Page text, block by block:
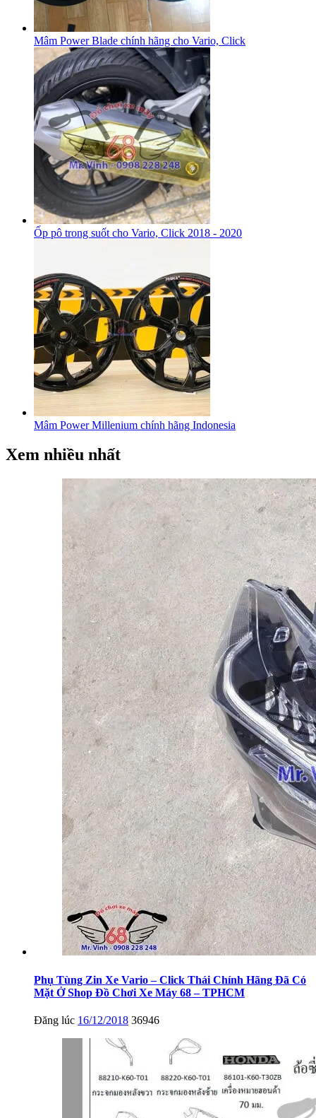
Mâm Power Blade chính hãng cho Vario, Click
Ốp pô trong suốt cho Vario, Click 2018 - 2020
Mâm Power Millenium chính hãng Indonesia
Xem nhiều nhất
Phụ Tùng Zin Xe Vario – Click Thái Chính Hãng Đã Có
Mặt Ở Shop Đồ Chơi Xe Máy 68 – TPHCM
Đăng lúc 16/12/2018 36946